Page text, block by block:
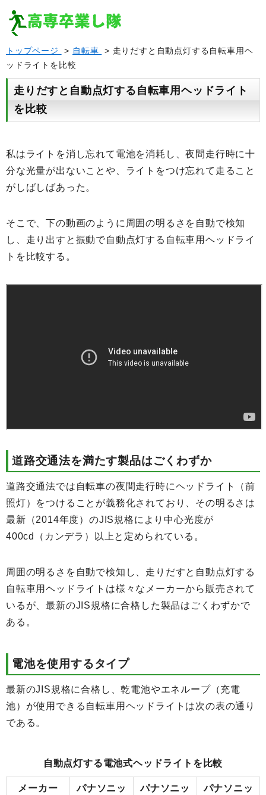
トップページ > 自転車
> 走りだすと自動点灯する自転車用ヘ
ッドライトを比較
走りだすと自動点灯する自転車用ヘッドライト
を比較
私はライトを消し忘れて電池を消耗し、夜間走行時に十
分な光量が出ないことや、ライトをつけ忘れて走ること
がしばしばあった。
そこで、下の動画のように周囲の明るさを自動で検知
し、走り出すと振動で自動点灯する自転車用ヘッドライ
トを比較する。
道路交通法を満たす製品はごくわずか
道路交通法では自転車の夜間走行時にヘッドライト（前
照灯）をつけることが義務化されており、その明るさは
最新（2014年度）のJIS規格により中心光度が
400cd（カンデラ）以上と定められている。
周囲の明るさを自動で検知し、走りだすと自動点灯する
自転車用ヘッドライトは様々なメーカーから販売されて
いるが、最新のJIS規格に合格した製品はごくわずかで
ある。
電池を使用するタイプ
最新のJIS規格に合格し、乾電池やエネループ（充電
池）が使用できる自転車用ヘッドライトは次の表の通り
である。
自動点灯する電池式ヘッドライトを比較
メーカー
パナソニッ
パナソニッ
パナソニッ